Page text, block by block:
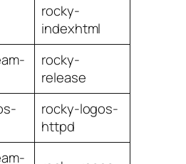
rocky-
indexhtml
rocky-
release
rocky-logos-
httpd